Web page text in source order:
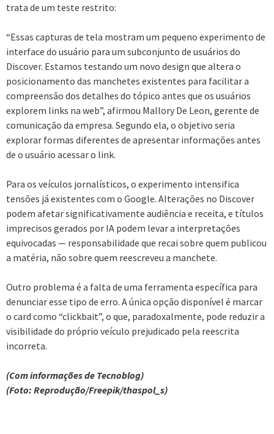
trata de um teste restrito:
“Essas capturas de tela mostram um pequeno experimento de
interface do usuário para um subconjunto de usuários do
Discover. Estamos testando um novo design que altera o
posicionamento das manchetes existentes para facilitar a
compreensão dos detalhes do tópico antes que os usuários
explorem links na web”, afirmou Mallory De Leon, gerente de
comunicação da empresa. Segundo ela, o objetivo seria
explorar formas diferentes de apresentar informações antes
de o usuário acessar o link.
Para os veículos jornalísticos, o experimento intensifica
tensões já existentes com o Google. Alterações no Discover
podem afetar significativamente audiência e receita, e títulos
imprecisos gerados por IA podem levar a interpretações
equivocadas — responsabilidade que recai sobre quem publicou
a matéria, não sobre quem reescreveu a manchete.
Outro problema é a falta de uma ferramenta específica para
denunciar esse tipo de erro. A única opção disponível é marcar
o card como “clickbait”, o que, paradoxalmente, pode reduzir a
visibilidade do próprio veículo prejudicado pela reescrita
incorreta.
(Com informações de Tecnoblog)
(Foto: Reprodução/Freepik/thaspol_s)